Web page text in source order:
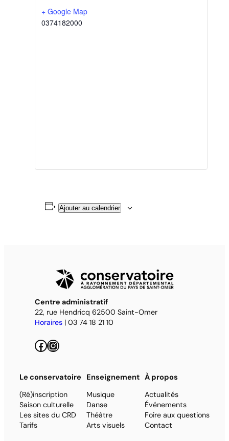
+ Google Map
0374182000
Ajouter au calendrier
Centre administratif
22, rue Hendricq 62500 Saint-Omer
Horaires | 03 74 18 21 10
Facebook Instagram
Le conservatoire
(Ré)inscription
Saison culturelle
Les sites du CRD
Tarifs
Enseignement
Musique
Danse
Théâtre
Arts visuels
À propos
Actualités
Événements
Foire aux questions
Contact